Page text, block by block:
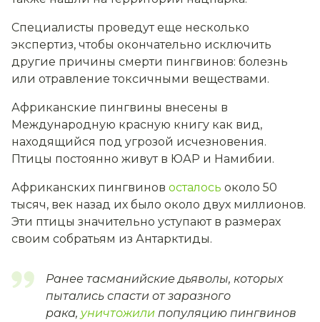
Специалисты проведут еще несколько
экспертиз, чтобы окончательно исключить
другие причины смерти пингвинов: болезнь
или отравление токсичными веществами.
Африканские пингвины внесены в
Международную красную книгу как вид,
находящийся под угрозой исчезновения.
Птицы постоянно живут в ЮАР и Намибии.
Африканских пингвинов осталось около 50
тысяч, век назад их было около двух миллионов.
Эти птицы значительно уступают в размерах
своим собратьям из Антарктиды.
Ранее тасманийские дьяволы, которых
пытались спасти от заразного
рака, уничтожили популяцию пингвинов